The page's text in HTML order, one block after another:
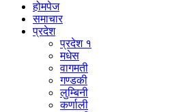
होमपेज
समाचार
प्रदेश
प्रदेश १
मधेस
वागमती
गण्डकी
लुम्बिनी
कर्णाली